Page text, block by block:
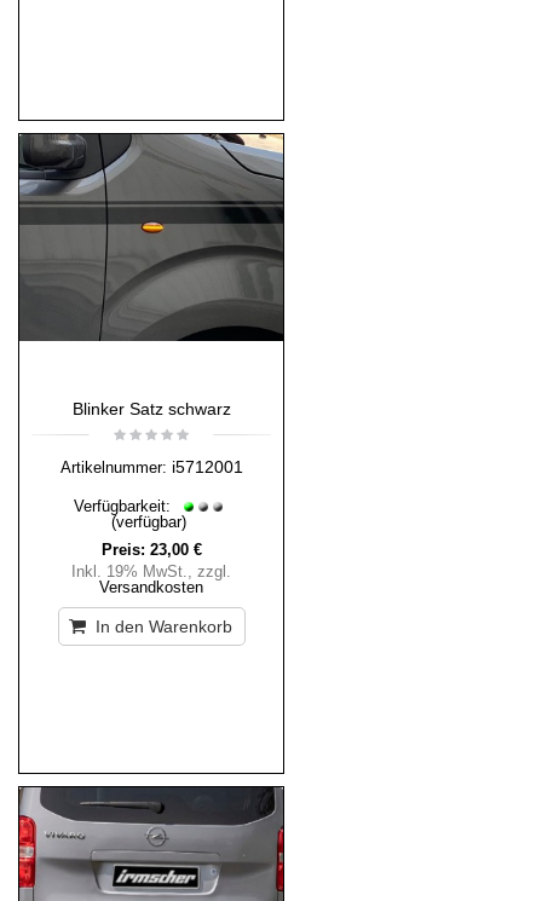
Blinker Satz schwarz
Artikelnummer: i5712001
Verfügbarkeit:
(verfügbar)
Preis: 23,00 €
Inkl. 19% MwSt., zzgl.
Versandkosten
In den Warenkorb